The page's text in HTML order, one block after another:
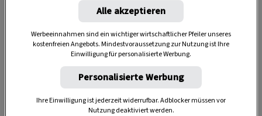
Anzeige
Alle akzeptieren
Werbeeinnahmen sind ein wichtiger wirtschaftlicher Pfeiler unseres
kostenfreien Angebots. Mindestvoraussetzung zur Nutzung ist Ihre
Einwilligung für personalisierte Werbung.
Personalisierte Werbung
Ihre Einwilligung ist jederzeit widerrufbar. Adblocker müssen vor
Nutzung deaktiviert werden.